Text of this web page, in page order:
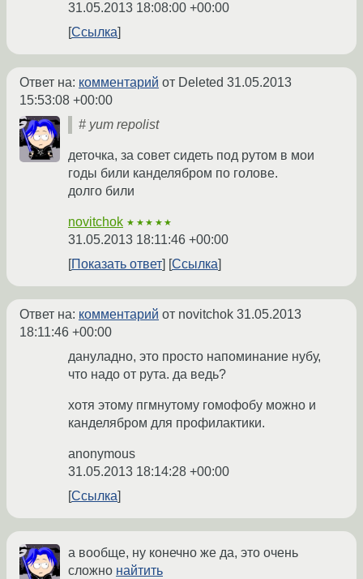
31.05.2013 18:08:00 +00:00
Ссылка
Ответ на: комментарий от Deleted 31.05.2013
15:53:08 +00:00
# yum repolist
деточка, за совет сидеть под рутом в мои
годы били канделябром по голове.
долго били
novitchok ★★★★★
31.05.2013 18:11:46 +00:00
Показать ответ
Ссылка
Ответ на: комментарий от novitchok 31.05.2013
18:11:46 +00:00
дануладно, это просто напоминание нубу,
что надо от рута. да ведь?
хотя этому пгмнутому гомофобу можно и
канделябром для профилактики.
anonymous
31.05.2013 18:14:28 +00:00
Ссылка
а вообще, ну конечно же да, это очень
сложно найтить